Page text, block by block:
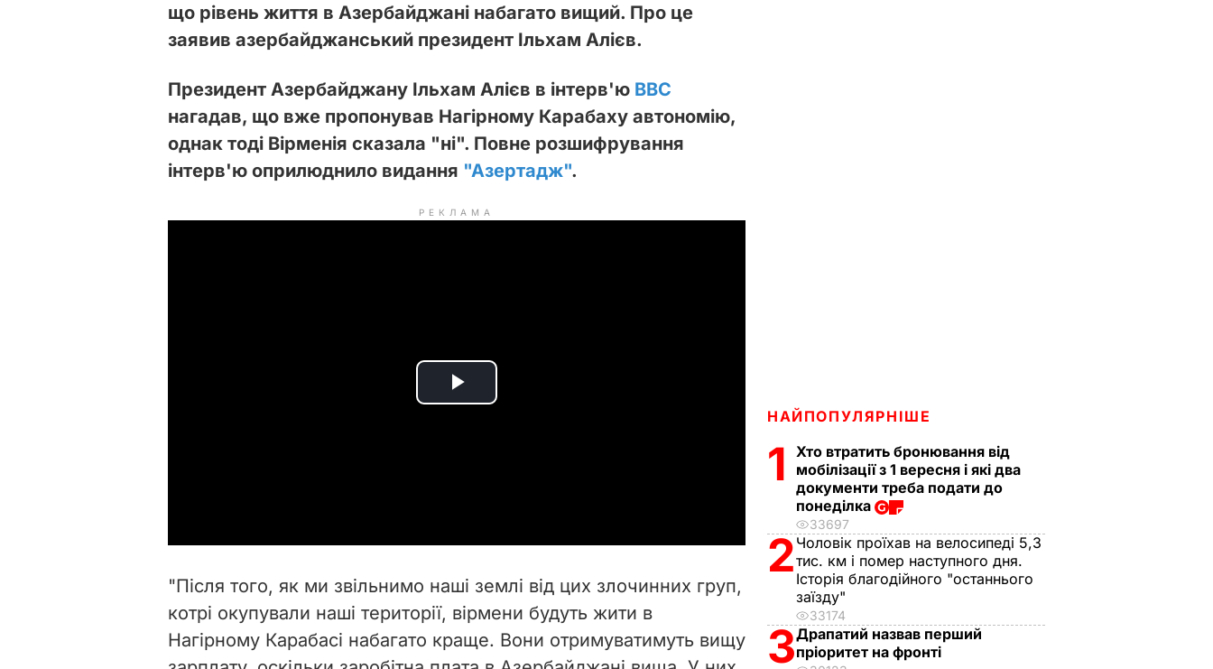
що рівень життя в Азербайджані набагато вищий. Про це
заявив азербайджанський президент Ільхам Алієв.
Президент Азербайджану Ільхам Алієв в інтерв'ю ВВС
нагадав, що вже пропонував Нагірному Карабаху автономію,
однак тоді Вірменія сказала "ні". Повне розшифрування
інтерв'ю оприлюднило видання "Азертадж".
РЕКЛАМА
P
i
d
"Після того, як ми звільнимо наші землі від цих злочинних груп,
котрі окупували наші території, вірмени будуть жити в
Нагірному Карабасі набагато краще. Вони отримуватимуть вищу
НАЙПОПУЛЯРНІШЕ
1
Хто втратить бронювання від
мобілізації з 1 вересня і які два
документи треба подати до
понеділка
33697
2 Чоловік проїхав на велосипеді 5,3
тис. км і помер наступного дня.
Історія благодійного "останнього
заїзду"
33174
3Драпатий назвав перший
пріоритет на фронті